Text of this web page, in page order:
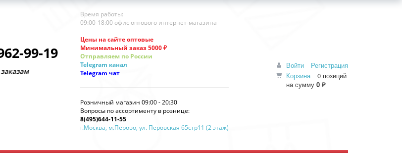
Войти
Регистрация
Корзина
0 позиций
на сумму 0 ₽
99-19
Время работы:
09:00-18:00 офис оптового интернет-магазина
Цены на сайте оптовые
Минимальный заказ 5000 ₽
Отправляем по России
Telegram канал
Telegram чат
Розничный магазин 09:00 - 20:30
Вопросы по ассортименту в рознице:
8(495)644-11-55
г.Москва, м.Перово, ул. Перовская 65стр11 (2 этаж)